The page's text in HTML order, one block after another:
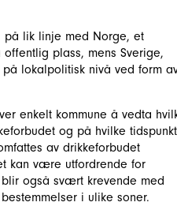
på lik linje med Norge, et
plass, mens Sverige,
lokalpolitisk nivå ved form
enkelt kommune å vedta
og på hvilke
av drikkeforbudet
kan være utfordrende for
også svært krevende med
i ulike soner.